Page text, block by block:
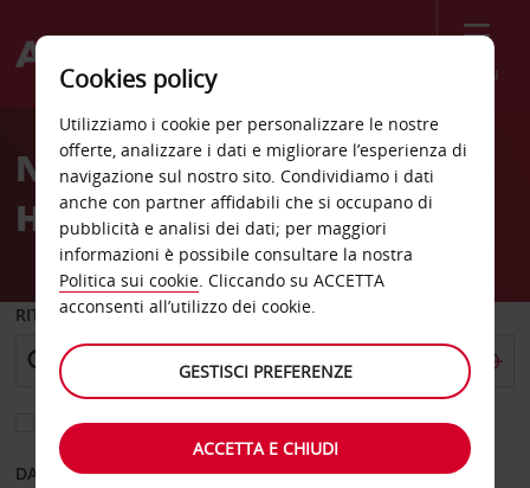
Menù
Welcome
AvisNoleggio auto Adolphus
Hotel centro città
RITIRO DA
Scegli una località di riconsegna diversa
DAL GIORNO AL GIORNO
Cookies policy
Utilizziamo i cookie per personalizzare le nostre
offerte, analizzare i dati e migliorare l’esperienza di
navigazione sul nostro sito. Condividiamo i dati
anche con partner affidabili che si occupano di
pubblicità e analisi dei dati; per maggiori
informazioni è possibile consultare la nostra
Politica sui cookie. Cliccando su ACCETTA
acconsenti all’utilizzo dei cookie.
GESTISCI PREFERENZE
ACCETTA E CHIUDI